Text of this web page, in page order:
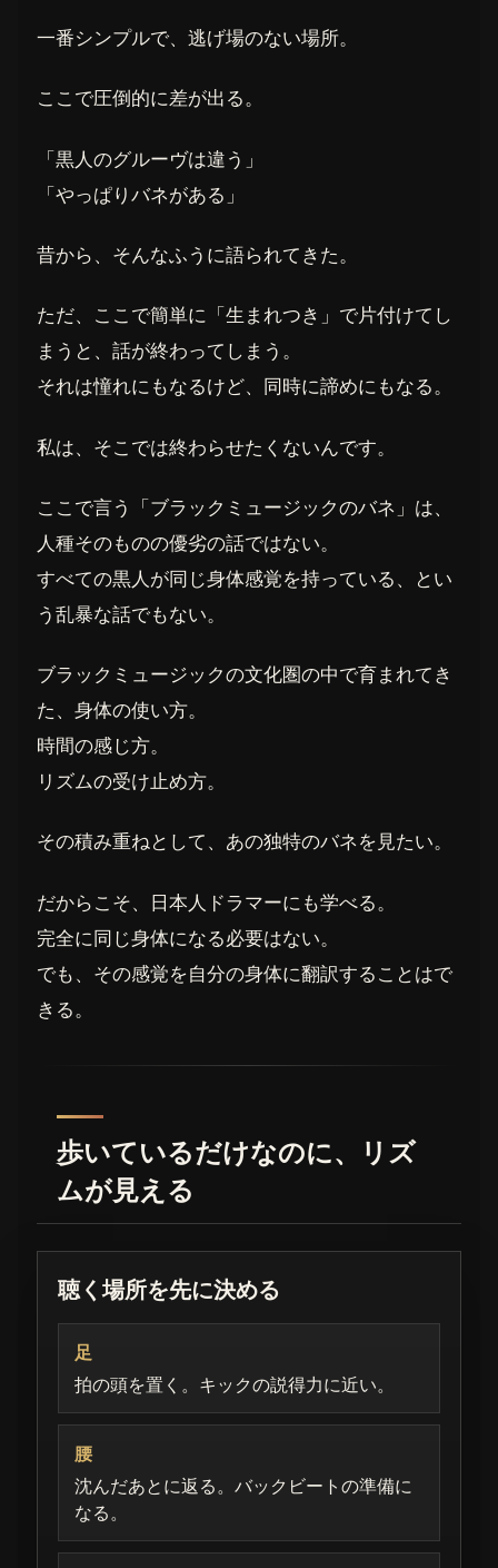
一番シンプルで、逃げ場のない場所。
ここで圧倒的に差が出る。
「黒人のグルーヴは違う」
「やっぱりバネがある」
昔から、そんなふうに語られてきた。
ただ、ここで簡単に「生まれつき」で片付けてし
まうと、話が終わってしまう。
それは憧れにもなるけど、同時に諦めにもなる。
私は、そこでは終わらせたくないんです。
ここで言う「ブラックミュージックのバネ」は、
人種そのものの優劣の話ではない。
すべての黒人が同じ身体感覚を持っている、とい
う乱暴な話でもない。
ブラックミュージックの文化圏の中で育まれてき
た、身体の使い方。
時間の感じ方。
リズムの受け止め方。
その積み重ねとして、あの独特のバネを見たい。
だからこそ、日本人ドラマーにも学べる。
完全に同じ身体になる必要はない。
でも、その感覚を自分の身体に翻訳することはで
きる。
歩いているだけなのに、リズ
ムが見える
聴く場所を先に決める
足
拍の頭を置く。キックの説得力に近い。
腰
沈んだあとに返る。バックビートの準備に
なる。